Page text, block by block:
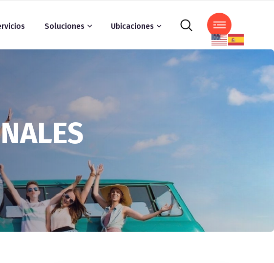
Soluciones Ubicaciones